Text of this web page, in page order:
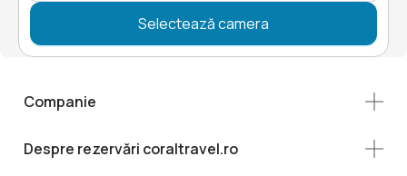
Selectează camera
Companie
Despre rezervări coraltravel.ro